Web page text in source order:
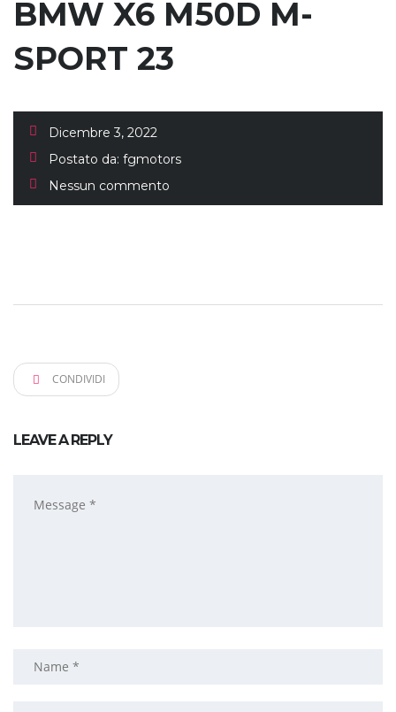
BMW X6 M50D M-
SPORT 23
Dicembre 3, 2022
Postato da: fgmotors
Nessun commento
CONDIVIDI
LEAVE A REPLY